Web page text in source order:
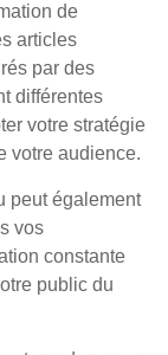
de
articles
par des
différentes
votre stratégie
votre audience.
peut également
vos
constante
public du